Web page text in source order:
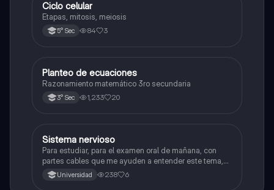
Biología
Ciclo celular
Etapas, mitosis, meiosis
5° Sec 84 3
Matemáticas
Planteo de ecuaciones
Razonamiento matemático 3ro secundaria
3° Sec 1,233 20
Biología
Sistema nervioso
Para estudiar, para el examen oral de mañana, con
partes cables que me ayuden a entender este tema,
porque se me complica un poco ya que el tema es
muy extenso y quisiera poder lograr entenderlo
Universidad 238 6